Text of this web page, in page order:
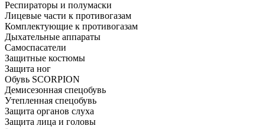
Респираторы и полумаски
Лицевые части к противогазам
Комплектующие к противогазам
Дыхательные аппараты
Самоспасатели
Защитные костюмы
Защита ног
Обувь SCORPION
Демисезонная спецобувь
Утепленная спецобувь
Защита органов слуха
Защита лица и головы